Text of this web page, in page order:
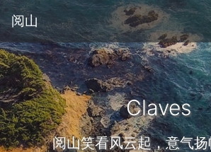
阅山
Claves
阅山笑看风云起，意气